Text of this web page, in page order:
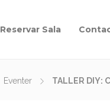
Reservar Sala
Eventer TALLER DIY: